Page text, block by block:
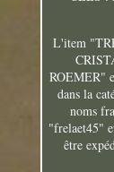
L'item
ROEMER"
dans la
noms
"frelaet45"
être